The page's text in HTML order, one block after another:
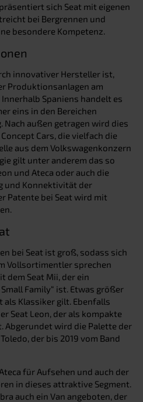
sich Seat mit eigenen
bei Bergrennen und
besondere Kompetenz.
innovativer Hersteller ist,
Produktionsanlagen am
Spaniens handelt es
eins in den Bereichen
Nach außen getragen wird dies
Cars, die vielfach die
aus dem Volkswagenkonzern
gilt unter anderem das so
und Ateca oder auch die
und Konnektivität der
Patente bei Seat wird mit
bei Seat ist groß, sodass sich
Vollsortimentler sprechen
dem Seat Mii, der ein
Family“ ist. Etwas größer
als Klassiker gilt. Ebenfalls
Seat Leon, der als kompakte
Abgerundet wird die Palette der
der bis 2019 vom Band
für Aufsehen und auch der
in dieses attraktive Segment.
auch ein Van angeboten, der